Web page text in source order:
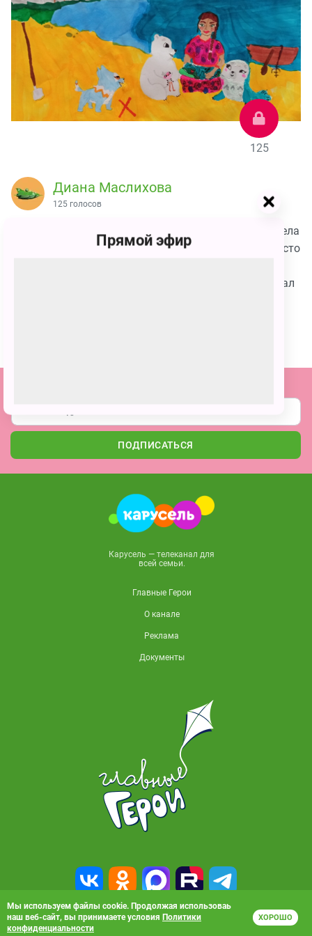
125
Диана Маслихова
125 голосов
Мы с Умкой и друзьями нашли карту, которая привела
нас на красивый необитаемый остров и указала место
драгоценностей мы нашли приглашение на телеканал
ПОДПИСАТЬСЯ
Карусель — телеканал для
всей семьи.
Главные Герои
О канале
Реклама
Документы
© 2010-2026, АО «Карусель». Все права защищены. Полное или частичное
Прямой эфир
Мы используем файлы cookie. Продолжая использоваь
наш веб-сайт, вы принимаете условия Политики
конфиденциальности
ХОРОШО